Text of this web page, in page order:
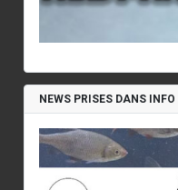
NEWS PRISES DANS INFO